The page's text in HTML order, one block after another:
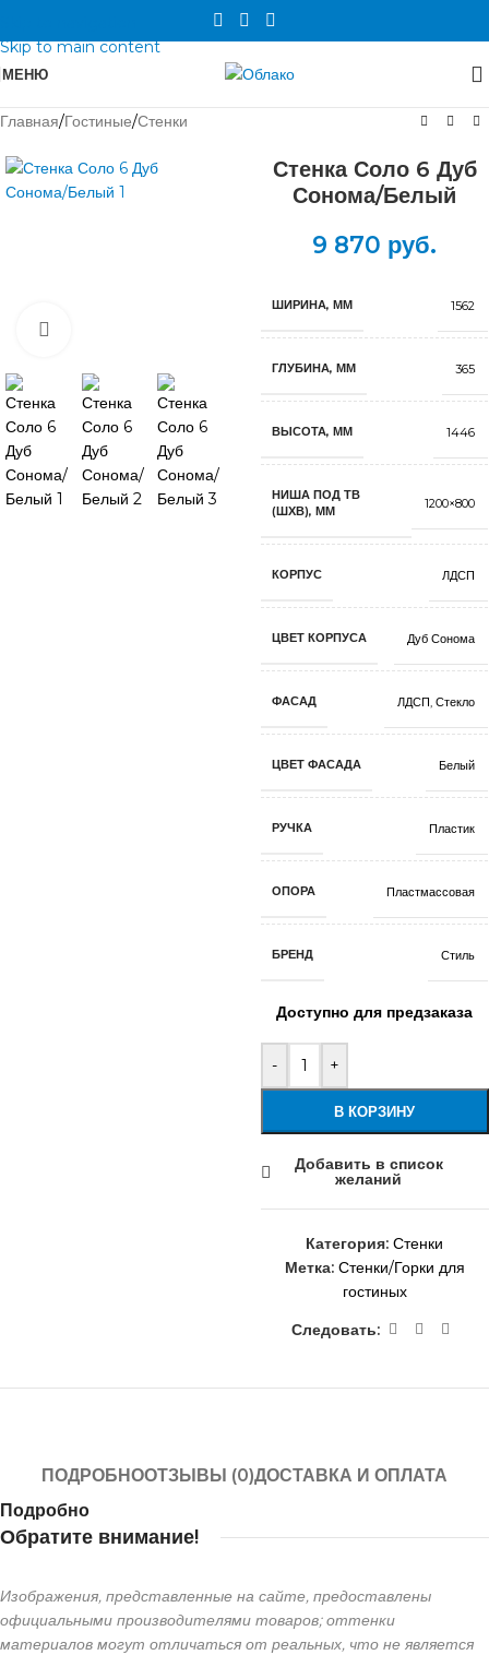
Skip to main content
МЕНЮ
Главная/Гостиные/Стенки
Стенка Соло 6 Дуб
Сонома/Белый
9 870 руб.
ШИРИНА, ММ 1562
ГЛУБИНА, ММ 365
ВЫСОТА, ММ 1446
НИША ПОД ТВ
(ШХВ), ММ
1200×800
КОРПУС ЛДСП
ЦВЕТ КОРПУСА Дуб Сонома
ФАСАД ЛДСП Стекло
ЦВЕТ ФАСАДА Белый
РУЧКА Пластик
ОПОРА Пластмассовая
БРЕНД Стиль
Доступно для предзаказа
- +
В КОРЗИНУ
Добавить в список
желаний
Категория: Стенки
Метка: Стенки/Горки для
гостиных
Следовать:
ПОДРОБНООТЗЫВЫ (0)ДОСТАВКА И ОПЛАТА
Подробно
Обратите внимание!
Изображения, представленные на сайте, предоставлены
официальными производителями товаров; оттенки
материалов могут отличаться от реальных, что не является